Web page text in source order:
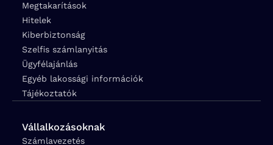
Megtakarítások
Hitelek
Kiberbiztonság
Szelfis számlanyitás
Ügyfélajánlás
Egyéb lakossági információk
Tájékoztatók
Vállalkozásoknak
Számlavezetés